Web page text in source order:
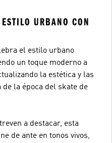
URBANO CON
el estilo urbano
un toque moderno a
la estética y las
la época del skate de
a destacar, esta
de ante en tonos vivos,